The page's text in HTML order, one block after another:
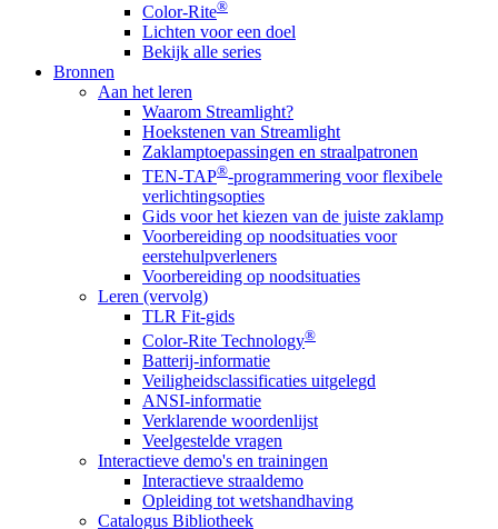
Color-Rite®
Lichten voor een doel
Bekijk alle series
Bronnen
Aan het leren
Waarom Streamlight?
Hoekstenen van Streamlight
Zaklamptoepassingen en straalpatronen
TEN-TAP®-programmering voor flexibele
verlichtingsopties
Gids voor het kiezen van de juiste zaklamp
Voorbereiding op noodsituaties voor
eerstehulpverleners
Voorbereiding op noodsituaties
Leren (vervolg)
TLR Fit-gids
Color-Rite Technology®
Batterij-informatie
Veiligheidsclassificaties uitgelegd
ANSI-informatie
Verklarende woordenlijst
Veelgestelde vragen
Interactieve demo's en trainingen
Interactieve straaldemo
Opleiding tot wetshandhaving
Catalogus Bibliotheek